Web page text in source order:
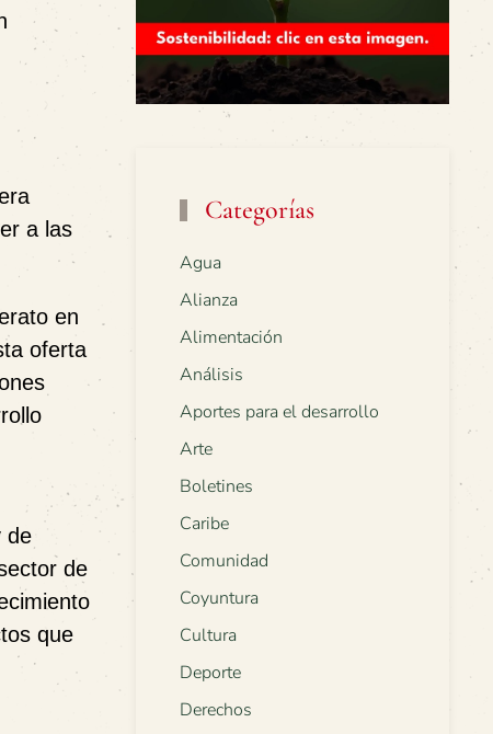
a las
en
oferta
de
de
que
Categorías
Agua
Alianza
Alimentación
Análisis
Aportes para el desarrollo
Arte
Boletines
Caribe
Comunidad
Coyuntura
Cultura
Deporte
Derechos